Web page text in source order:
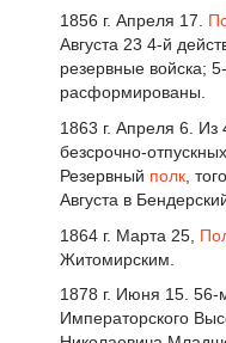
1856 г. Апреля 17.
Августа 23 4-й
резервные войска;
расформированы.
1863 г. Апреля 6. Из
безсрочно-
Резервный полк ,
Августа в
1864 г. Марта 25,
Житомирским.
1878 г. Июня 15.
Императорского